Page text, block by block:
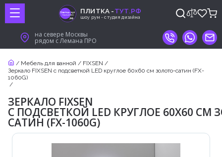
ПЛИТКА -ТУТ.РФ
шоу рум - студия дизайна
на севере Москвы
рядом с Лемана ПРО
/ Мебель для ванной / FIXSEN /
Зеркало FIXSEN с подсветкой LED круглое 60х60 см золото-сатин (FX-
1060G)
/
ЗЕРКАЛО FIXSEN
С ПОДСВЕТКОЙ LED КРУГЛОЕ 60Х60 СМ
САТИН (FX-1060G)